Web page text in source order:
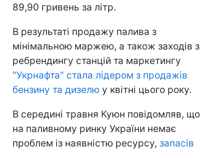
89,90 гривень за літр.
В результаті продажу палива з
мінімальною маржею, а також заходів з
ребрендингу станцій та маркетингу
"Укрнафта" стала лідером з продажів
бензину та дизелю у квітні цього року.
В середині травня Куюн повідомляв, що
на паливному ринку України немає
проблем із наявністю ресурсу, запасів